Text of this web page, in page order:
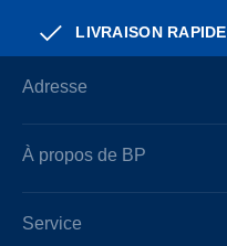
LIVRAISON RAPIDE
Adresse
À propos de BP
Service